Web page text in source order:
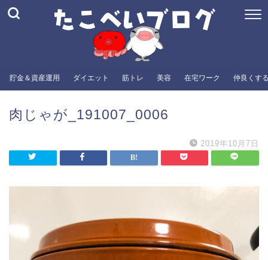
貯金＆資産運用 ダイエット 筋トレ 美容 在宅ワーク 仲良くす
肉じゃが_191007_0006
2019年10月7日